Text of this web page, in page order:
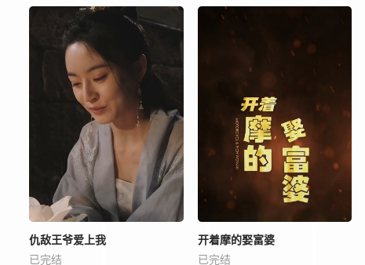
仇敌王爷爱上我
已完结
开着摩的娶富婆
已完结